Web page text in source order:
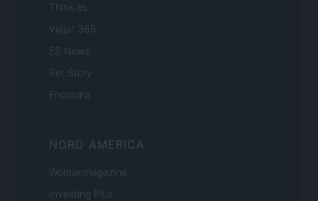
Think.es
Viajar 365
ES Newz
Pet Story
Encocina
NORD AMERICA
Womanmagazine
Investing Plus